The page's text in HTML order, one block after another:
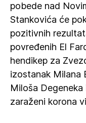
pobede nad
Stankovića će
pozitivnih
povređenih El
hendikep za
izostanak Milana
Miloša
zaraženi korona